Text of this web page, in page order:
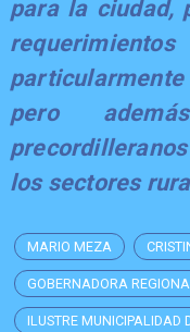
para la ciudad,
pero
los sectores
MARIO MEZA
GOBERNADORA
ILUSTRE MUNICIPALIDAD